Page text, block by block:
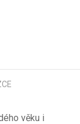
věku i